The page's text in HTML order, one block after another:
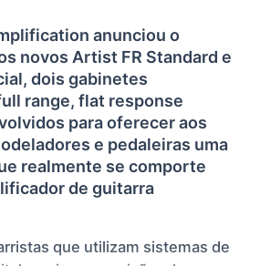
anunciou o
novos Artist FR Standard e
dois gabinetes
range, flat response
para oferecer aos
e pedaleiras uma
realmente se comporte
de guitarra
que utilizam sistemas de